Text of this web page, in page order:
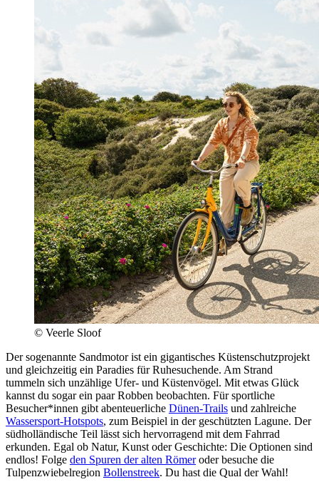
© Veerle Sloof
Der sogenannte Sandmotor ist ein gigantisches Küstenschutzprojekt
und gleichzeitig ein Paradies für Ruhesuchende. Am Strand
tummeln sich unzählige Ufer- und Küstenvögel. Mit etwas Glück
kannst du sogar ein paar Robben beobachten. Für sportliche
Besucher*innen gibt abenteuerliche Dünen-Trails und zahlreiche
Wassersport-Hotspots, zum Beispiel in der geschützten Lagune. Der
südholländische Teil lässt sich hervorragend mit dem Fahrrad
erkunden. Egal ob Natur, Kunst oder Geschichte: Die Optionen sind
endlos! Folge den Spuren der alten Römeroder besuche die
Tulpenzwiebelregion Bollenstreek. Du hast die Qual der Wahl!